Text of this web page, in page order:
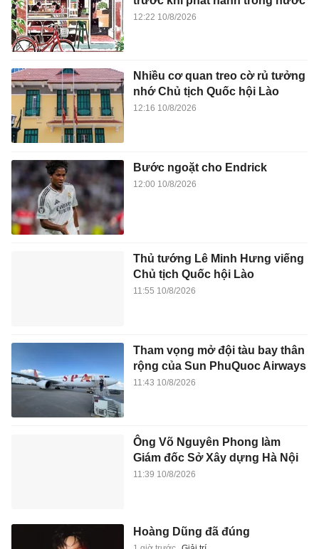
12:22 10/8/2026
Nhiều cơ quan treo cờ rủ tưởng
nhớ Chủ tịch Quốc hội Lào
12:16 10/8/2026
Bước ngoặt cho Endrick
12:00 10/8/2026
Thủ tướng Lê Minh Hưng viếng
Chủ tịch Quốc hội Lào
11:55 10/8/2026
Tham vọng mở đội tàu bay thân
rộng của Sun PhuQuoc Airways
11:43 10/8/2026
Ông Võ Nguyên Phong làm
Giám đốc Sở Xây dựng Hà Nội
11:39 10/8/2026
Hoàng Dũng đã đúng